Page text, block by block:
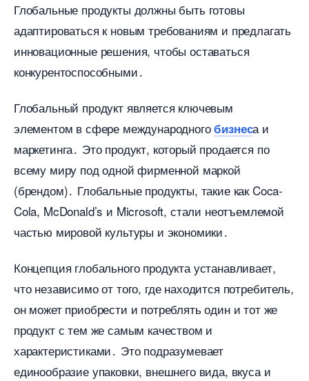
Глобальные продукты должны быть готовы
адаптироваться к новым требованиям и предлагать
инновационные решения, чтобы оставаться
конкурентоспособными․
Глобальный продукт является ключевым
элементом в сфере международногоизнеса и
маркетинга․ Это продукт, который продается по
сему миру под одной фирменной маркой
(брендом)․ Глобальные продукты, такие как Coca-
Cola, McDonald’s и Microsoft, стали неотъемлемой
частью мировой культуры и экономики․
Концепция глобального продукта устанавливает,
что независимо от того, где находится потребитель,
он может приобрести и потреблять один и тот же
продукт с тем же самым качеством и
характеристиками․ Это подразумевает
единообразие упаковки, внешнего вида, вкуса и